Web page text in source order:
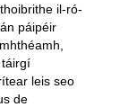
il-ró-
páipéir
leis seo
de